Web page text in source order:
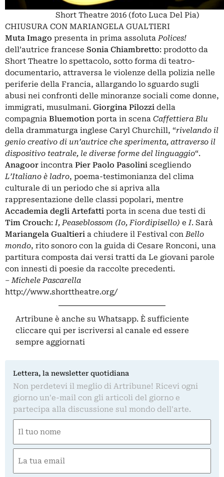
Short Theatre 2016 (foto Luca Del Pia)
CHIUSURA CON MARIANGELA GUALTIERI
Muta Imago presenta in prima assolutaPolices!
dell’autrice francese Sonia Chiambretto: prodotto da
Short Theatre lo spettacolo, sotto forma di teatro-
documentario, attraversa le violenze della polizia nelle
periferie della Francia, allargando lo sguardo sugli
abusi nei confronti delle minoranze sociali come donne,
immigrati, musulmani. Giorgina Pilozzi della
compagnia Bluemotion porta in scena Caffettiera Blu
della drammaturga inglese Caryl Churchill, “rivelando il
genio creativo di un’autrice che sperimenta, attraverso il
dispositivo teatrale, le diverse forme del linguaggio“.
Anagoor incontra Pier Paolo Pasolini scegliendo
L’Italiano è ladro, poema-testimonianza del clima
culturale di un periodo che si apriva alla
rappresentazione delle classi popolari, mentre
Accademia degli Artefatti porta in scena due testi di
Tim Crouch:I, Peaseblossom (Io, Fiordipisello) eI. Sarà
Mariangela Gualtieri a chiudere il Festival conBello
mondo, rito sonoro con la guida di Cesare Ronconi, una
partitura composta dai versi tratti da Le giovani parole
con innesti di poesie da raccolte precedenti.
–Michele Pascarella
http://www.shorttheatre.org/
Artribune è anche su Whatsapp. È sufficiente
cliccare qui per iscriversi al canale ed essere
sempre aggiornati
Lettera, la newsletter quotidiana
Non perdetevi il meglio di Artribune! Ricevi ogni
giorno un'e-mail con gli articoli del giorno e
partecipa alla discussione sul mondo dell'arte.
(Obbligatorio)
Nome
(Obbligatorio)